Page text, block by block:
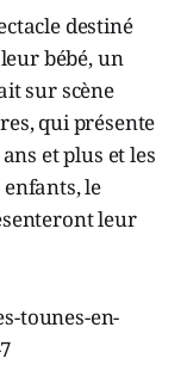
destiné
bébé, un
sur scène
qui présente
et plus et les
le
leur